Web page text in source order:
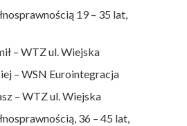
19 – 35 lat,
– WTZ ul. Wiejska
– WSN Eurointegracja
– WTZ ul. Wiejska
36 – 45 lat,